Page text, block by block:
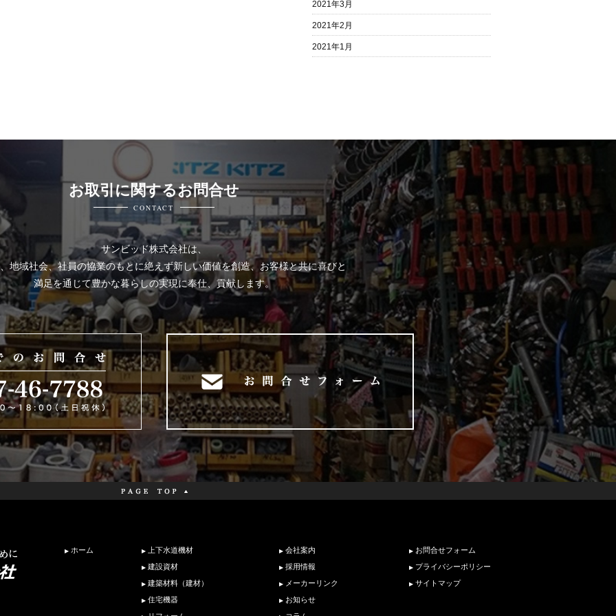
2021年3月
2021年2月
2021年1月
お取引に関するお問合せ
CONTACT
サンビッド株式会社は、
地域社会、社員の協業のもとに絶えず新しい価値を創造、お客様と共に喜びと
満足を通じて豊かな暮らしの実現に奉仕、貢献します。
ホーム
上下水道機材
建設資材
建築材料（建材）
住宅機器
会社案内
採用情報
メーカーリンク
お知らせ
お問合せフォーム
プライバシーポリシー
サイトマップ